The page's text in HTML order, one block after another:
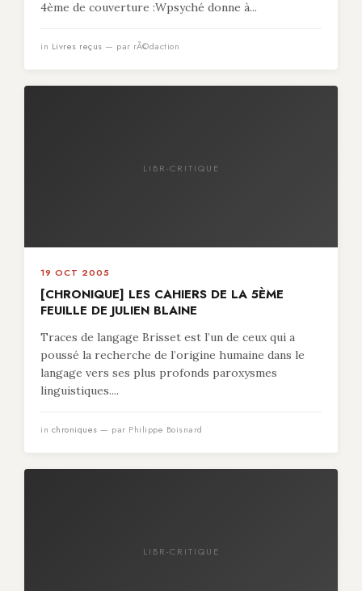
4ème de couverture :Wpsyché donne à...
in Livres reçus — par rÃ©daction
LIBR-CRITIQUE
19 OCT 2005
[CHRONIQUE] LES CAHIERS DE LA 5ÈME
FEUILLE DE JULIEN BLAINE
Traces de langage Brisset est l’un de ceux qui a
poussé la recherche de l’origine humaine dans le
langage vers ses plus profonds paroxysmes
linguistiques....
in chroniques — par Philippe Boisnard
LIBR-CRITIQUE